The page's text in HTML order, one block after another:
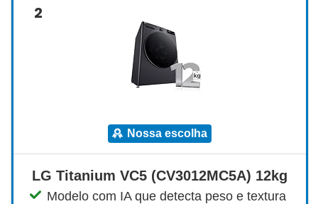
2
nossa escolha
LG Titanium VC5 (CV3012MC5A) 12kg
Modelo com IA que detecta peso e textura